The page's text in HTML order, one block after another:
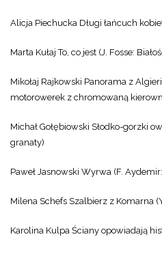
Alicja Piechucka Długi łańcuch
Marta Kułaj To, co jest (J. Fosse:
Mikołaj Rajkowski Panorama z
motorowerek z chromowaną
Michał Gołębiowski Słodko-gorzki
granaty)
Paweł Jasnowski Wyrwa (F.
Milena Schefs Szalbierz z Komarna
Karolina Kulpa Ściany opowiadają